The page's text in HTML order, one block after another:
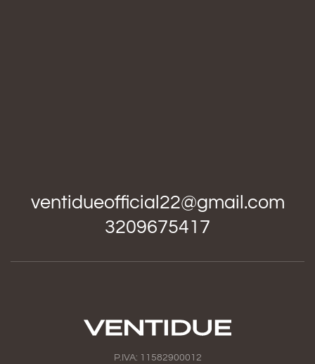
ventidueofficial22@gmail.com
3209675417
P.IVA: 11582900012